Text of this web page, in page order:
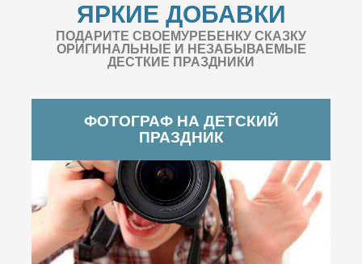
ЯРКИЕ ДОБАВКИ
ПОДАРИТЕ СВОЕМУРЕБЕНКУ СКАЗКУ
ОРИГИНАЛЬНЫЕ И НЕЗАБЫВАЕМЫЕ
ДЕСТКИЕ ПРАЗДНИКИ
ФОТОГРАФ НА ДЕТСКИЙ
ПРАЗДНИК